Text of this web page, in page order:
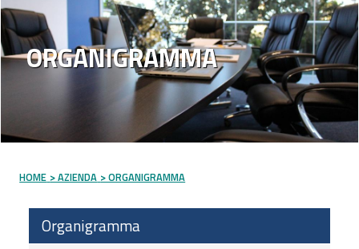
ORGANIGRAMMA
HOME > AZIENDA > ORGANIGRAMMA
Organigramma